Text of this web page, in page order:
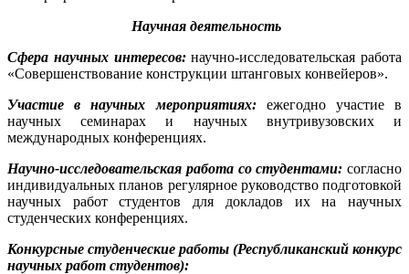
Научная деятельность
Сфера научных интересов:научно-исследовательская работа
«Совершенствование конструкции штанговых конвейеров».
Участие в научных мероприятиях:ежегодно участие в
научных семинарах и научных внутривузовских и
международных конференциях.
Научно-исследовательская работа со студентами: согласно
индивидуальных планов регулярное руководство подготовкой
научных работ студентов для докладов их на научных
студенческих конференциях.
Конкурсные студенческие работы (Республиканский конкурс
научных работ студентов):